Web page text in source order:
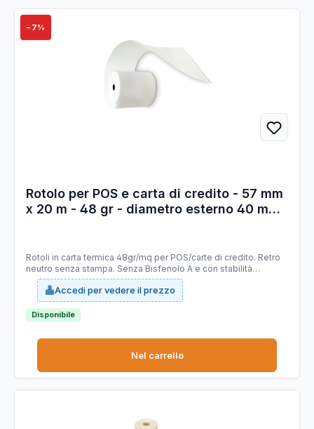
−7%
Rotolo per POS e carta di credito - 57 mm
x 20 m - 48 gr - diametro esterno 40 mm
Rotoli in carta termica 48gr/mq per POS/carte di credito. Retro
neutro senza stampa. Senza Bisfenolo A e con stabilità
immagine 10 anni. Carta Certificata FSC. Ideale per dispositivi
POS. Larghezza 57 mm. Lunghezza 20 mt. Diametro esterno 40
mm. Anima 12 mm.
Accedi per vedere il prezzo
Disponibile
Nel carrello